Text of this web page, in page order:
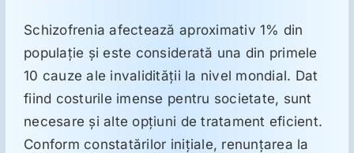
Intoleranţa la gluten
Suplimente
Reumatologie
Schizofrenia afectează aproximativ 1% din
populaţie şi este considerată una din primele
10 cauze ale invalidităţii la nivel mondial. Dat
fiind costurile imense pentru societate, sunt
necesare şi alte opţiuni de tratament eficient.
Conform constatărilor iniţiale, renunţarea la